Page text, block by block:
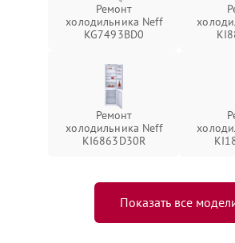
Ремонт
холодильника Neff
KG7493BD0
Ремонт
холодильника Neff
KI6863D30R
Показать все